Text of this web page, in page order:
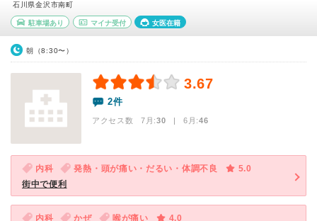
石川県金沢市南町
駐車場あり マイナ受付 女医在籍
朝（8:30〜）
3.67
2件
アクセス数 7月:30 | 6月:46
内科 発熱・頭が痛い・だるい・体調不良
5.0
街中で便利
内科 かぜ 喉が痛い
4.0